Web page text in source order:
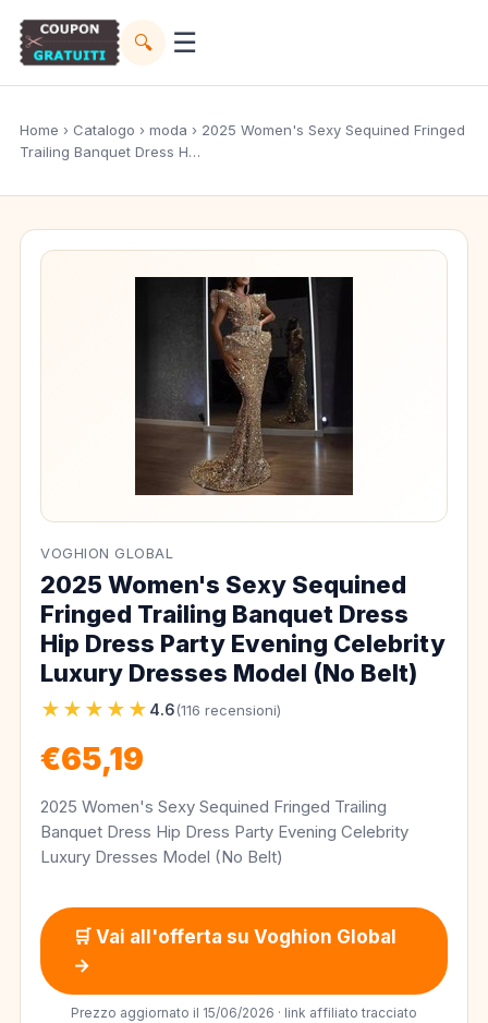
🔍 ☰
Home › Catalogo › moda › 2025 Women's Sexy Sequined Fringed
Trailing Banquet Dress H…
VOGHION GLOBAL
2025 Women's Sexy Sequined
Fringed Trailing Banquet Dress
Hip Dress Party Evening Celebrity
Luxury Dresses Model (No Belt)
★★★★★ 4.6(116 recensioni)
€65,19
2025 Women's Sexy Sequined Fringed Trailing
Banquet Dress Hip Dress Party Evening Celebrity
Luxury Dresses Model (No Belt)
🛒 Vai all'offerta su Voghion Global
→
Prezzo aggiornato il 15/06/2026 · link affiliato tracciato